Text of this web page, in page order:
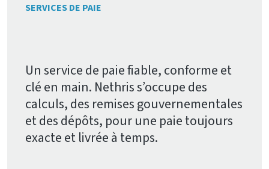
SERVICES DE PAIE
Un service de paie fiable, conforme et
clé en main. Nethris s’occupe des
calculs, des remises gouvernementales
et des dépôts, pour une paie toujours
exacte et livrée à temps.